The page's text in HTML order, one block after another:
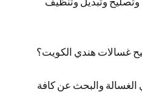
غسالات هندي الكويت؟
والبحث عن كافة